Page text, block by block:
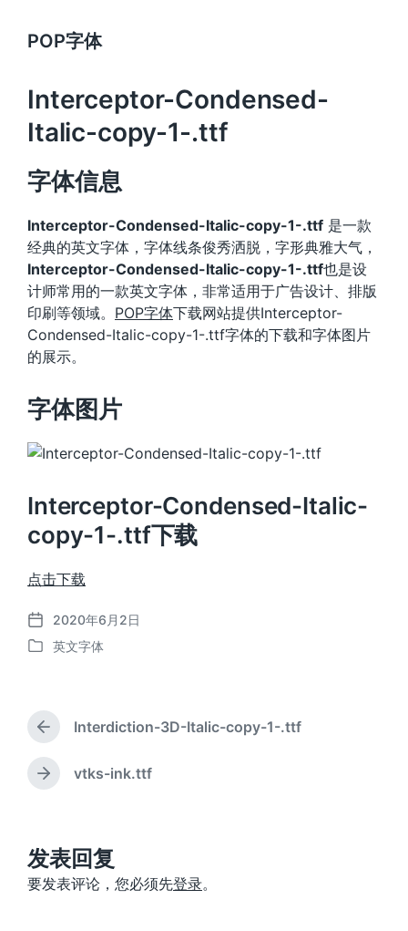
POP字体
Interceptor-Condensed-
Italic-copy-1-.ttf
字体信息
Interceptor-Condensed-Italic-copy-1-.ttf 是一款
经典的英文字体，字体线条俊秀洒脱，字形典雅大气，
Interceptor-Condensed-Italic-copy-1-.ttf也是设
计师常用的一款英文字体，非常适用于广告设计、排版
印刷等领域。 POP字体下载网站提供Interceptor-
Condensed-Italic-copy-1-.ttf字体的下载和字体图片
的展示。
字体图片
Interceptor-Condensed-Italic-
copy-1-.ttf下载
点击下载
发
布
2020年6月2日
发
英文字体
上
篇
文
章
Interdiction-3D-Italic-copy-1-.ttf
下
：
vtks-ink.ttf
发表回复
要发表评论，您必须先登录。